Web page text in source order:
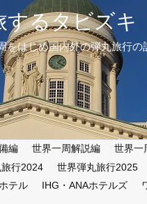
するタビズキ
をはじめ国内外の弾丸旅行の
編 世界一周解説編 世界一
行2024 世界弾丸旅行2025
テル IHG・ANAホテルズ